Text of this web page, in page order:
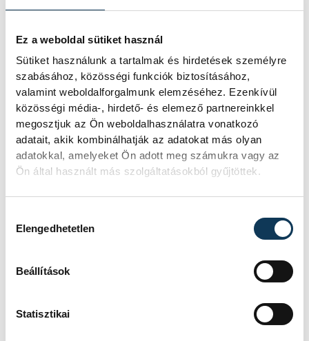
Ez a weboldal sütiket használ
Sütiket használunk a tartalmak és hirdetések személyre
szabásához, közösségi funkciók biztosításához,
valamint weboldalforgalmunk elemzéséhez. Ezenkívül
közösségi média-, hirdető- és elemező partnereinkkel
megosztjuk az Ön weboldalhasználatra vonatkozó
adatait, akik kombinálhatják az adatokat más olyan
adatokkal, amelyeket Ön adott meg számukra vagy az
Ön által használt más szolgáltatásokból gyűjtöttek.
Elengedhetetlen
Beállítások
Statisztikai